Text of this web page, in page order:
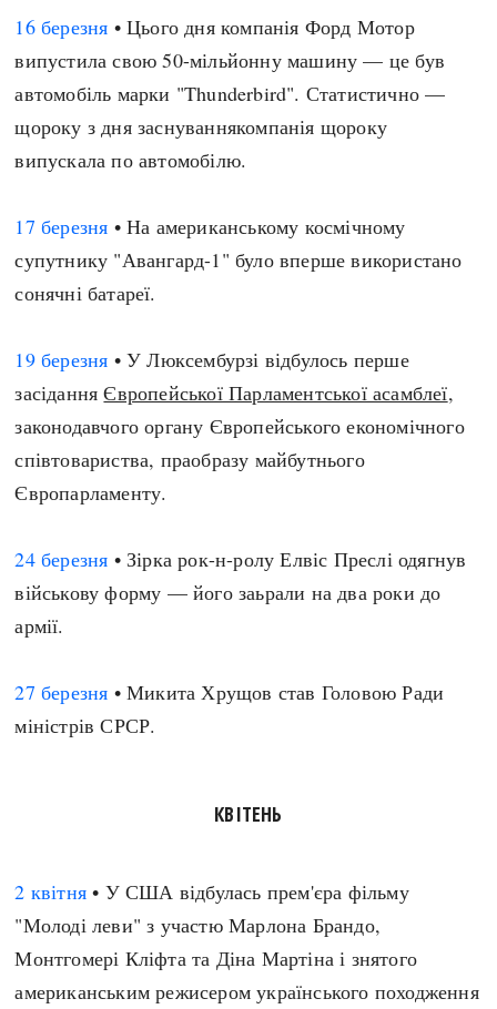
16 березня • Цього дня компанія Форд Мотор
випустила свою 50-мільйонну машину — це був
автомобіль марки "Thunderbird". Статистично —
щороку з дня заснуваннякомпанія щороку
випускала по автомобілю.
17 березня • На американському космічному
супутнику "Авангард-1" було вперше використано
сонячні батареї.
19 березня • У Люксембурзі відбулось перше
засіданняЄвропейської Парламентської асамблеї,
законодавчого органу Європейського економічного
співтовариства, праобразу майбутнього
Європарламенту.
24 березня • Зірка рок-н-ролу Елвіс Преслі одягнув
військову форму — його заьрали на два роки до
армії.
27 березня • Микита Хрущов став Головою Ради
міністрів СРСР.
КВІТЕНЬ
2 квітня • У США відбулась прем'єра фільму
"Молоді леви" з участю Марлона Брандо,
Монтгомері Кліфта та Діна Мартіна і знятого
американським режисером українського походження